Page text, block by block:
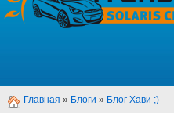
Главная » Блоги » Блог Хави ;)